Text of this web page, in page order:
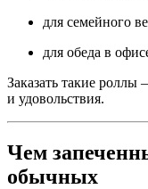
для семейного
для обеда в
Заказать такие роллы
и удовольствия.
Чем
обычных